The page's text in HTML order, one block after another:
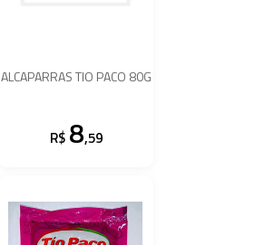
ALCAPARRAS TIO PACO 80G
R$ 8,59